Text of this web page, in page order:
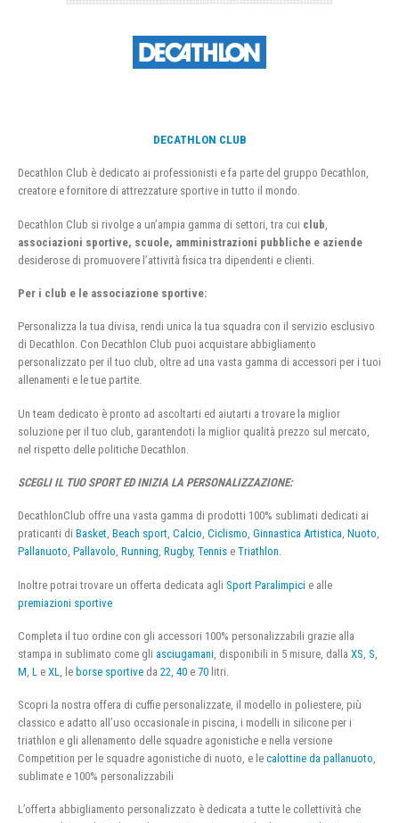
DECATHLON CLUB
Decathlon Club è dedicato ai professionisti e fa parte del gruppo Decathlon,
creatore e fornitore di attrezzature sportive in tutto il mondo.
Decathlon Club si rivolge a un’ampia gamma di settori, tra cui club
associazioni sportive, scuole, amministrazioni pubbliche e aziende
desiderose di promuovere l’attività fisica tra dipendenti e clienti.
Per i club e le associazione sportive:
Personalizza la tua divisa, rendi unica la tua squadra con il servizio esclusivo
di Decathlon. Con Decathlon Club puoi acquistare abbigliamento
personalizzato per il tuo club, oltre ad una vasta gamma di accessori per i tuoi
allenamenti e le tue partite.
Un team dedicato è pronto ad ascoltarti ed aiutarti a trovare la miglior
soluzione per il tuo club, garantendoti la miglior qualità prezzo sul mercato,
nel rispetto delle politiche Decathlon.
SCEGLI IL TUO SPORT ED INIZIA LA PERSONALIZZAZIONE:
DecathlonClub offre una vasta gamma di prodotti 100% sublimati dedicati ai
praticanti di Basket, Beach sport, Calcio, Ciclismo, Ginnastica Artistica, Nuoto,
Pallanuoto, Pallavolo, Running, Rugby, Tennis e Triathlon.
Inoltre potrai trovare un offerta dedicata agli Sport Paralimpici e alle
premiazioni sportive
Completa il tuo ordine con gli accessori 100% personalizzabili grazie alla
stampa in sublimato come gli asciugamani , disponibili in 5 misure, dalla XS S
M L e XL , le borse sportive da 22 40 e 70 litri.
Scopri la nostra offera di cuffie personalizzate, il modello in poliestere, più
classico e adatto all’uso occasionale in piscina, i modelli in silicone per i
triathlon e gli allenamento delle squadre agonistiche e nella versione
Competition per le squadre agonistiche di nuoto, e le calottine da pallanuoto,
sublimate e 100% personalizzabili
L’offerta abbigliamento personalizzato è dedicata a tutte le collettività che